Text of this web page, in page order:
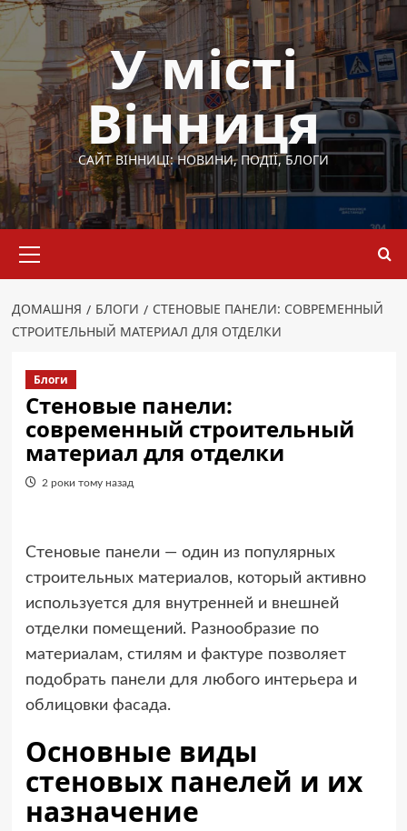
Перейти
до
вмісту
У місті
Вінниця
САЙТ ВІННИЦІ: НОВИНИ, ПОДІЇ, БЛОГИ
меню
ДОМАШНЯ БЛОГИ
СТЕНОВЫЕ ПАНЕЛИ: СОВРЕМЕННЫЙ
СТРОИТЕЛЬНЫЙ МАТЕРИАЛ ДЛЯ ОТДЕЛКИ
Блоги
Стеновые панели:
современный строительный
материал для отделки
2 роки тому назад
Стеновые панели — один из популярных
строительных материалов, который активно
используется для внутренней и внешней
отделки помещений. Разнообразие по
материалам, стилям и фактуре позволяет
подобрать панели для любого интерьера и
облицовки фасада.
Основные виды
стеновых панелей и их
назначение